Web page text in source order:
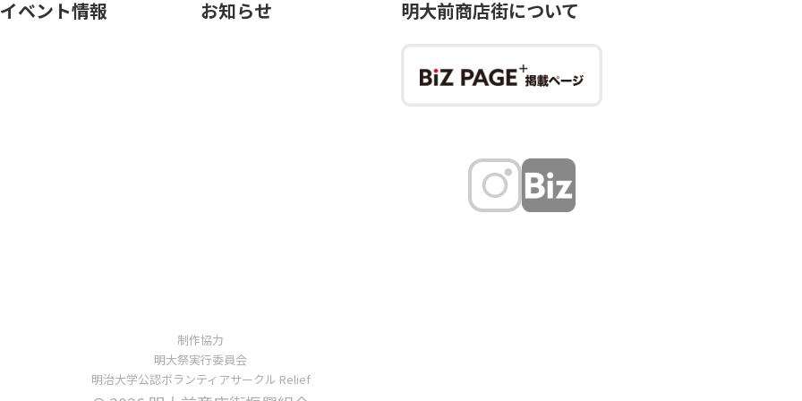
イベント情報 お知らせ 明大前商店街について
制作協力
明大祭実行委員会
明治大学公認ボランティアサークル Relief